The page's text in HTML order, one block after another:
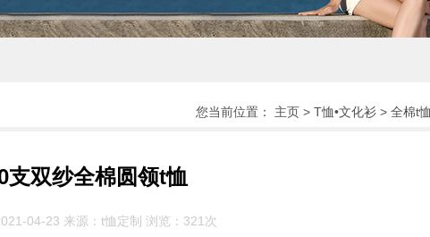
您当前位置： 主页 > T恤•文化衫 > 全棉t恤
支双纱全棉圆领t恤
04-23 来源：t恤定制 浏览： 321次